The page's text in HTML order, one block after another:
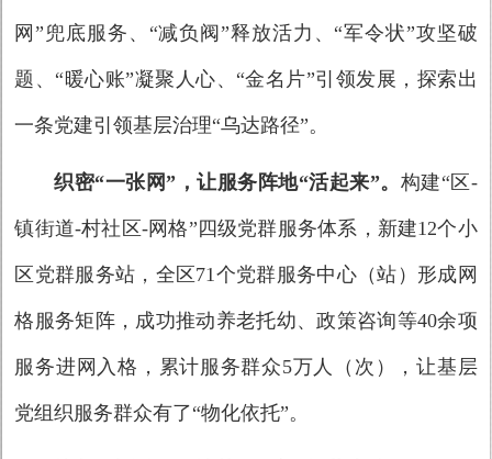
网”兜底服务、“减负阀”释放活力、“军令状”攻坚破
题、“暖心账”凝聚人心、“金名片”引领发展，探索出
一条党建引领基层治理“乌达路径”。
织密“一张网”，让服务阵地“活起来”。 构建“区-
镇街道-村社区-网格”四级党群服务体系，新建12个小
区党群服务站，全区71个党群服务中心（站）形成网
格服务矩阵，成功推动养老托幼、政策咨询等40余项
服务进网入格，累计服务群众5万人（次），让基层
党组织服务群众有了“物化依托”。